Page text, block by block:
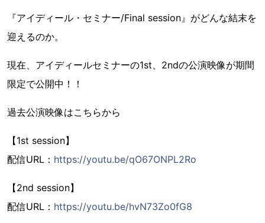
『アイディール・セミナー/Final session』がどんな結末を
迎えるのか。
現在、アイディールセミナーの1st、2ndの公演映像が期間
限定で公開中！！
過去公演映像はこちらから
【1st session】
配信URL： https://youtu.be/qO67ONPL2Ro
【2nd session】
配信URL： https://youtu.be/hvN73Zo0fG8